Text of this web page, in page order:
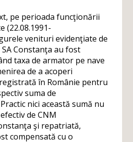
pe perioada funcţionării
(22.08.1991-
venituri evidenţiate de
Constanţa au fost
taxa de armator pe nave
de a acoperi
în Românie pentru
suma de
Practic nici această sumă nu
de CNM
şi repatriată,
compensată cu o